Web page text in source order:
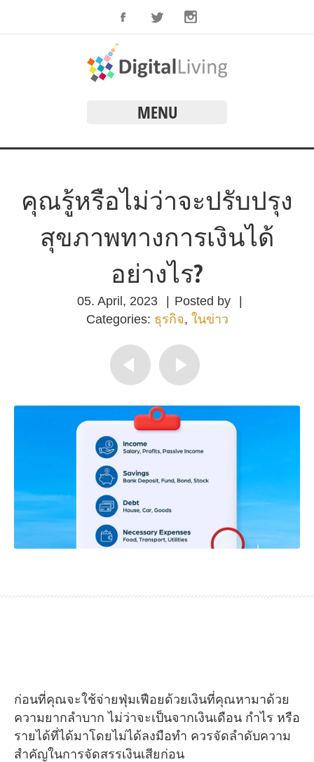
MENU
คุณรู้หรือไม่ว่าจะปรับปรุง
สุขภาพทางการเงินได้
อย่างไร?
05. April, 2023 Posted by
Categories: ธุรกิจ, ในข่าว
ก่อนที่คุณจะใช้จ่ายฟุ่มเฟือยด้วยเงินที่คุณหามาด้วย
ความยากลำบาก ไม่ว่าจะเป็นจากเงินเดือน กำไร หรือ
รายได้ที่ได้มาโดยไม่ได้ลงมือทำ ควรจัดลำดับความ
สำคัญในการจัดสรรเงินเสียก่อน